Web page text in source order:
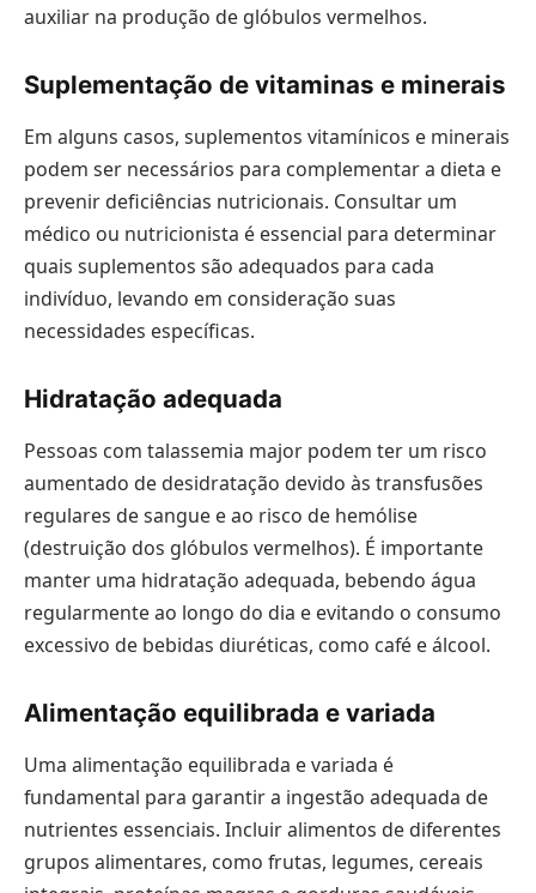
auxiliar na produção de glóbulos vermelhos.
Suplementação de vitaminas e minerais
Em alguns casos, suplementos vitamínicos e minerais
podem ser necessários para complementar a dieta e
prevenir deficiências nutricionais. Consultar um
médico ou nutricionista é essencial para determinar
quais suplementos são adequados para cada
indivíduo, levando em consideração suas
necessidades específicas.
Hidratação adequada
Pessoas com talassemia major podem ter um risco
aumentado de desidratação devido às transfusões
regulares de sangue e ao risco de hemólise
(destruição dos glóbulos vermelhos). É importante
manter uma hidratação adequada, bebendo água
regularmente ao longo do dia e evitando o consumo
excessivo de bebidas diuréticas, como café e álcool.
Alimentação equilibrada e variada
Uma alimentação equilibrada e variada é
fundamental para garantir a ingestão adequada de
nutrientes essenciais. Incluir alimentos de diferentes
grupos alimentares, como frutas, legumes, cereais